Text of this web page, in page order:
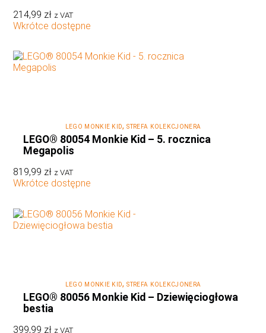
214,99 zł z VAT
Wkrótce dostępne
LEGO MONKIE KID,STREFA KOLEKCJONERA
LEGO® 80054 Monkie Kid – 5. rocznica
Megapolis
819,99 zł z VAT
Wkrótce dostępne
LEGO MONKIE KID,STREFA KOLEKCJONERA
LEGO® 80056 Monkie Kid – Dziewięciogłowa
bestia
399,99 zł z VAT